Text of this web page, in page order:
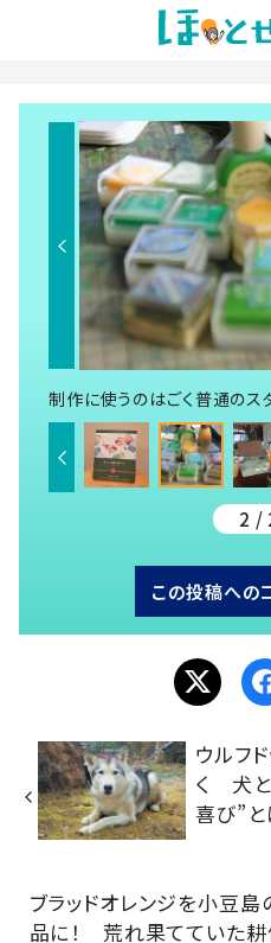
制作に使うのはごく普通のス
2 /
この投稿への
ウルフ
く 犬と
喜び”
ブラッドオレンジを小豆島
品に！ 荒れ果てていた